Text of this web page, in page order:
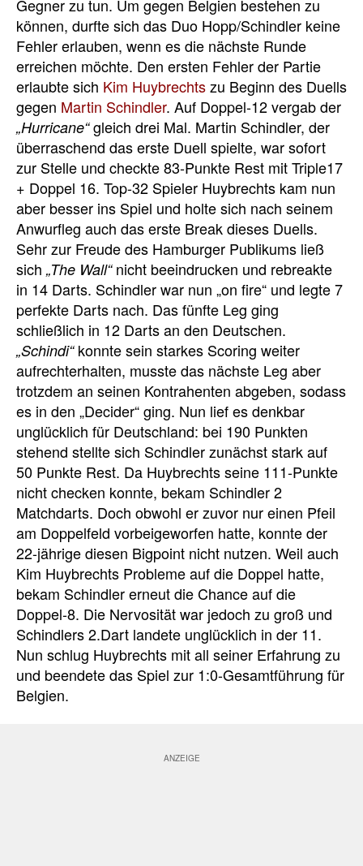
Gegner zu tun. Um gegen Belgien bestehen zu
können, durfte sich das Duo Hopp/Schindler keine
Fehler erlauben, wenn es die nächste Runde
erreichen möchte. Den ersten Fehler der Partie
erlaubte sich Kim Huybrechtszu Beginn des Duells
gegen Martin Schindler. Auf Doppel-12 vergab der
„Hurricane“gleich drei Mal. Martin Schindler, der
überraschend das erste Duell spielte, war sofort
zur Stelle und checkte 83-Punkte Rest mit Triple17
+ Doppel 16. Top-32 Spieler Huybrechts kam nun
aber besser ins Spiel und holte sich nach seinem
Anwurfleg auch das erste Break dieses Duells.
Sehr zur Freude des Hamburger Publikums ließ
sich „The Wall“nicht beeindrucken und rebreakte
in 14 Darts. Schindler war nun „on fire“ und legte 7
perfekte Darts nach. Das fünfte Leg ging
schließlich in 12 Darts an den Deutschen.
„Schindi“konnte sein starkes Scoring weiter
aufrechterhalten, musste das nächste Leg aber
trotzdem an seinen Kontrahenten abgeben, sodass
es in den „Decider“ ging. Nun lief es denkbar
unglücklich für Deutschland: bei 190 Punkten
stehend stellte sich Schindler zunächst stark auf
50 Punkte Rest. Da Huybrechts seine 111-Punkte
nicht checken konnte, bekam Schindler 2
Matchdarts. Doch obwohl er zuvor nur einen Pfeil
am Doppelfeld vorbeigeworfen hatte, konnte der
22-jährige diesen Bigpoint nicht nutzen. Weil auch
Kim Huybrechts Probleme auf die Doppel hatte,
bekam Schindler erneut die Chance auf die
Doppel-8. Die Nervosität war jedoch zu groß und
Schindlers 2.Dart landete unglücklich in der 11.
Nun schlug Huybrechts mit all seiner Erfahrung zu
und beendete das Spiel zur 1:0-Gesamtführung für
Belgien.